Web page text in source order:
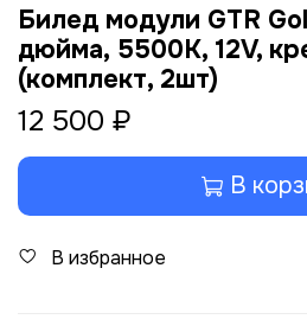
Билед модули GTR
дюйма, 5500K, 12V,
(комплект, 2шт)
12 500 ₽
В
В избранное